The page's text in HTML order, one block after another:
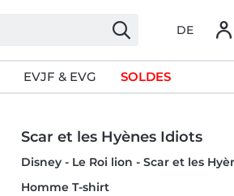
DE
EVJF & EVG SOLDES
Scar et les Hyènes Idiots
Disney - Le Roi lion - Scar et les
Homme T-shirt